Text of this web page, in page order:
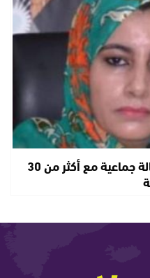
زلزال سياسي بالعيون… استقالة جماعية مع أكثر من 30